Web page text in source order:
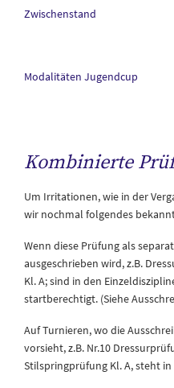
Zwischenstand
Modalitäten Jugendcup
Kombinierte
Um Irritationen, wie in der
wir nochmal folgendes
Wenn diese Prüfung als
ausgeschrieben wird, z.B.
Kl. A; sind in den
startberechtigt. (Siehe
Auf Turnieren, wo die
vorsieht, z.B. Nr.10
Stilspringprüfung Kl. A, steht